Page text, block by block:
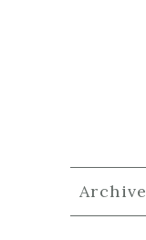
Archive